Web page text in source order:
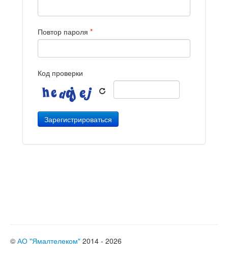
Повтор пароля *
Код проверки
© АО "Ямалтелеком" 2014 - 2026